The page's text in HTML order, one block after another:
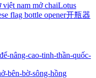
việt nam mở chaiLotus
flag bottle opener开瓶器
nâng-cao-tinh-thần-quốc-
bên-bờ-sông-hồng